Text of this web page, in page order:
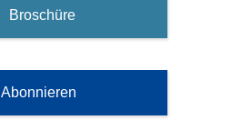
von
Gesunde
Broschüre
ö
Abonnieren